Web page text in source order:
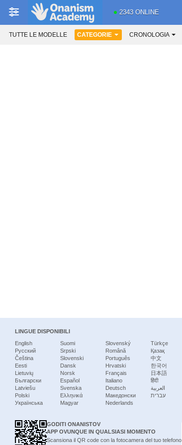
2343 ONLINE
TUTTE LE MODELLE CATEGORIE CRONOLOGIA
LINGUE DISPONIBILI
English
Русский
Čeština
Eesti
Lietuvių
Български
Latviešu
Polski
Українська
Suomi
Srpski
Slovenski
Dansk
Norsk
Español
Svenska
Ελληνικά
Magyar
Slovenský
Română
Português
Hrvatski
Français
Italiano
Deutsch
Македонски
Nederlands
Türkçe
Қазақ
中文
한국어
日本語
हिंदी
العربية
עברית
GODITI ONANISTOV
APP OVUNQUE IN QUALSIASI MOMENTO
Scansiona il QR code con la fotocamera del tuo telefono